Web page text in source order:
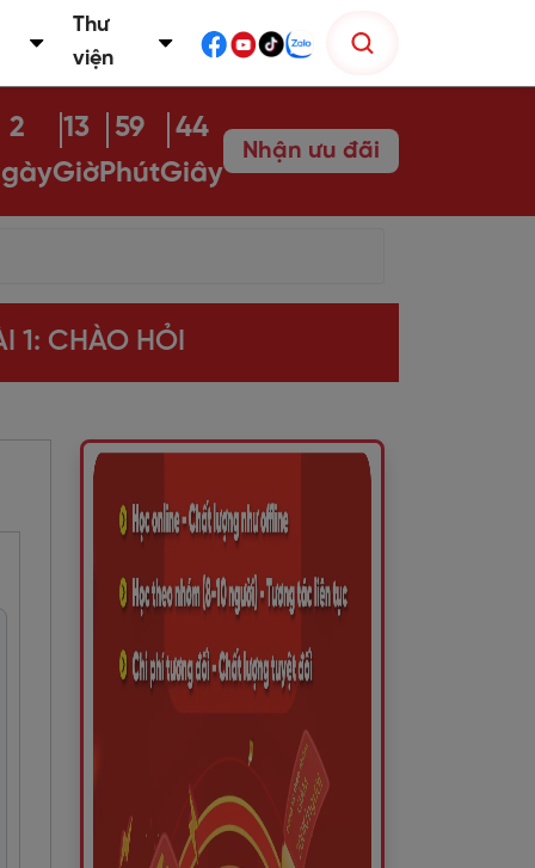
Thư
viện
2
13
Giờ
59
Phút
43
Giây
Nhận ưu đãi
1: CHÀO HỎI